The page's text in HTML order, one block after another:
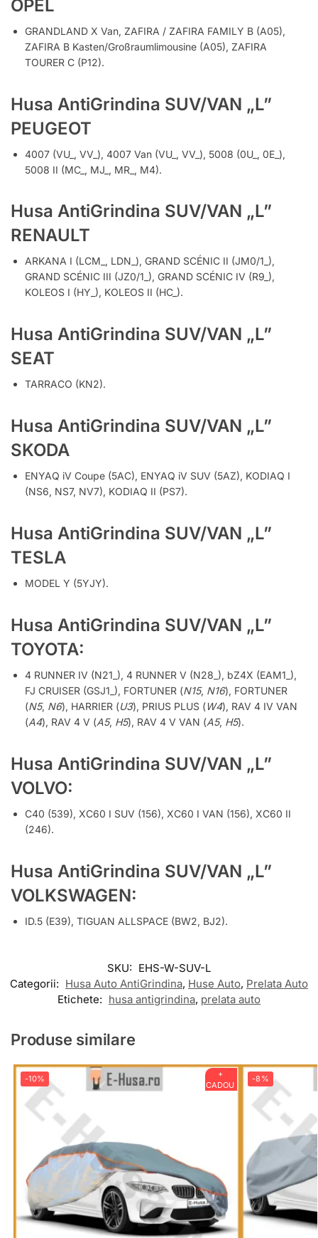
OPEL
GRANDLAND X Van, ZAFIRA / ZAFIRA FAMILY B (A05),
ZAFIRA B Kasten/Großraumlimousine (A05), ZAFIRA
TOURER C (P12).
Husa AntiGrindina SUV/VAN „L”
PEUGEOT
4007 (VU_, VV_), 4007 Van (VU_, VV_), 5008 (0U_, 0E_),
5008 II (MC_, MJ_, MR_, M4).
Husa AntiGrindina SUV/VAN „L”
RENAULT
ARKANA I (LCM_, LDN_), GRAND SCÉNIC II (JM0/1_),
GRAND SCÉNIC III (JZ0/1_), GRAND SCÉNIC IV (R9_),
KOLEOS I (HY_), KOLEOS II (HC_).
Husa AntiGrindina SUV/VAN „L”
SEAT
TARRACO (KN2).
Husa AntiGrindina SUV/VAN „L”
SKODA
ENYAQ iV Coupe (5AC), ENYAQ iV SUV (5AZ), KODIAQ I
(NS6, NS7, NV7), KODIAQ II (PS7).
Husa AntiGrindina SUV/VAN „L”
TESLA
MODEL Y (5YJY).
Husa AntiGrindina SUV/VAN „L”
TOYOTA:
4 RUNNER IV (N21_), 4 RUNNER V (N28_), bZ4X (EAM1_),
FJ CRUISER (GSJ1_), FORTUNER (N15, N16), FORTUNER
(N5, N6), HARRIER (U3), PRIUS PLUS (W4), RAV 4 IV VAN
(A4), RAV 4 V (A5, H5), RAV 4 V VAN (A5, H5).
Husa AntiGrindina SUV/VAN „L”
VOLVO:
C40 (539), XC60 I SUV (156), XC60 I VAN (156), XC60 II
(246).
Husa AntiGrindina SUV/VAN „L”
VOLKSWAGEN:
ID.5 (E39), TIGUAN ALLSPACE (BW2, BJ2).
SKU: EHS-W-SUV-L
Categorii: Husa Auto AntiGrindina, Huse Auto, Prelata Auto
Etichete: husa antigrindina, prelata auto
Produse similare
+
CADOU
-10% -8%